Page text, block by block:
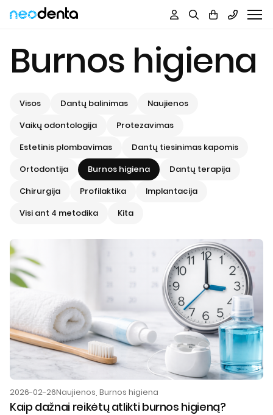
turinįBurnos higiena
Visos Dantų balinimas
Naujienos
Vaikų odontologija
Protezavimas
Estetinis plombavimas
Dantų tiesinimas kapomis
Ortodontija
Burnos higiena
Dantų terapija
Chirurgija
Profilaktika
Implantacija
Visi ant 4 metodika
Kita
Kaip dažnai reikėtų atlikti burnos higieną?
2026-02-26Naujienos Burnos higiena